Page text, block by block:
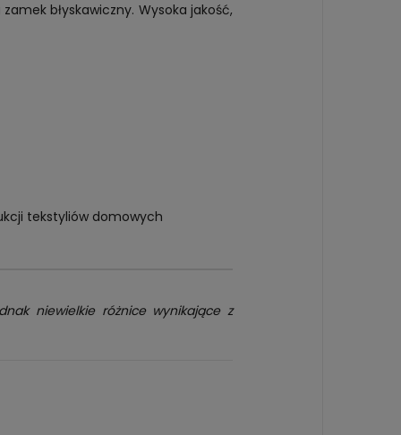
błyskawiczny. Wysoka jakość,
tekstyliów domowych
niewielkie różnice wynikające z